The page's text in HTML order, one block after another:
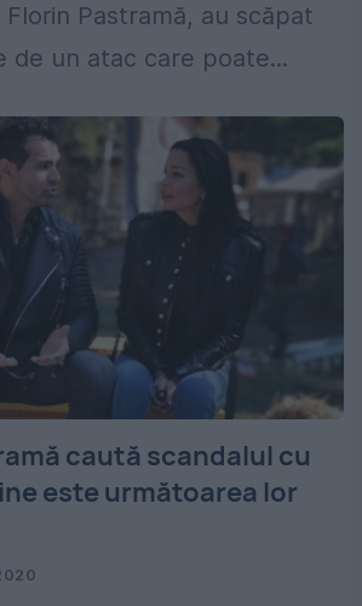
Pastramă, au scăpat
de un atac care poate...
caută scandalul cu
este următoarea lor